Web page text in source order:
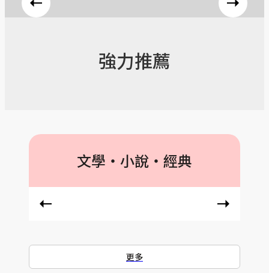
強力推薦
文學‧小說‧經典
更多